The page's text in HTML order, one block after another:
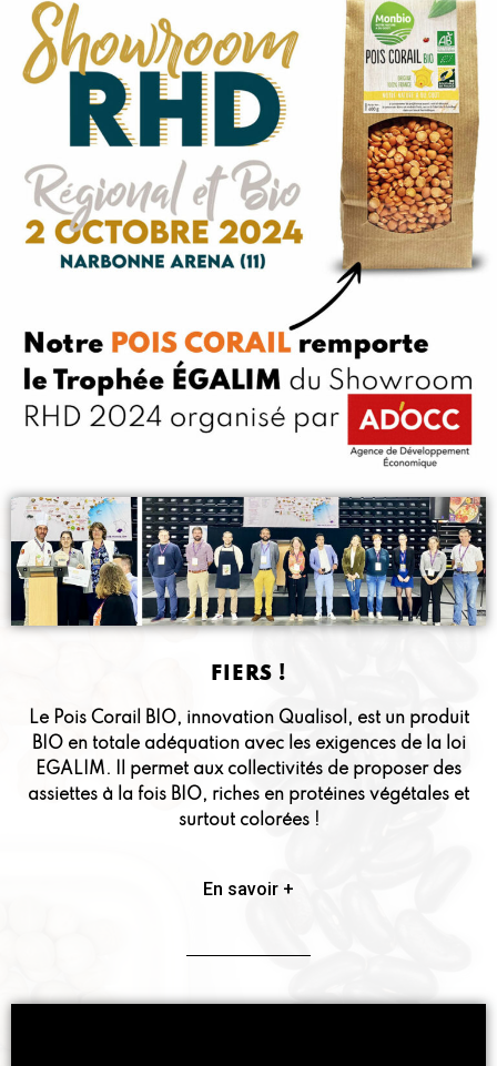
FIERS !
Le Pois Corail BIO, innovation Qualisol, est un produit
BIO en totale adéquation avec les exigences de la loi
EGALIM. Il permet aux collectivités de proposer des
assiettes à la fois BIO, riches en protéines végétales et
surtout colorées !
En savoir +